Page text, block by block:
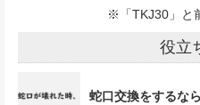
※「TKJ30」と
役立
蛇口交換をするな